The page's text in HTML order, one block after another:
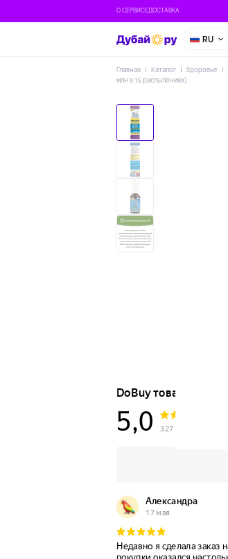
О СЕРВИСЕДОСТАВКА
RU
Главная Каталог Здоровье
млн в 15 распылениях)